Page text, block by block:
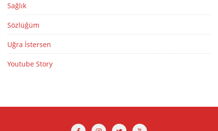
Sağlık
Sözlüğüm
Uğra İstersen
Youtube Story